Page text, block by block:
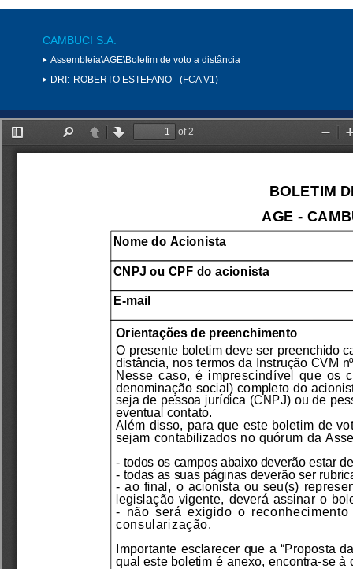
CAMBUCI S.A.
Assembleia\AGE\Boletim de voto a distância
DRI: ROBERTO ESTEFANO - (FCA V1)